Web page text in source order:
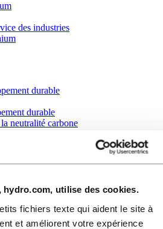
hydro.com, utilise des cookies.
fichiers texte qui aident le site à
et améliorent votre expérience
des industries
durable
durable
neutralité carbone
durable